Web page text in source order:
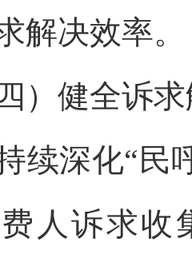
解决效率。
健全诉求
深化“民呼
人诉求收